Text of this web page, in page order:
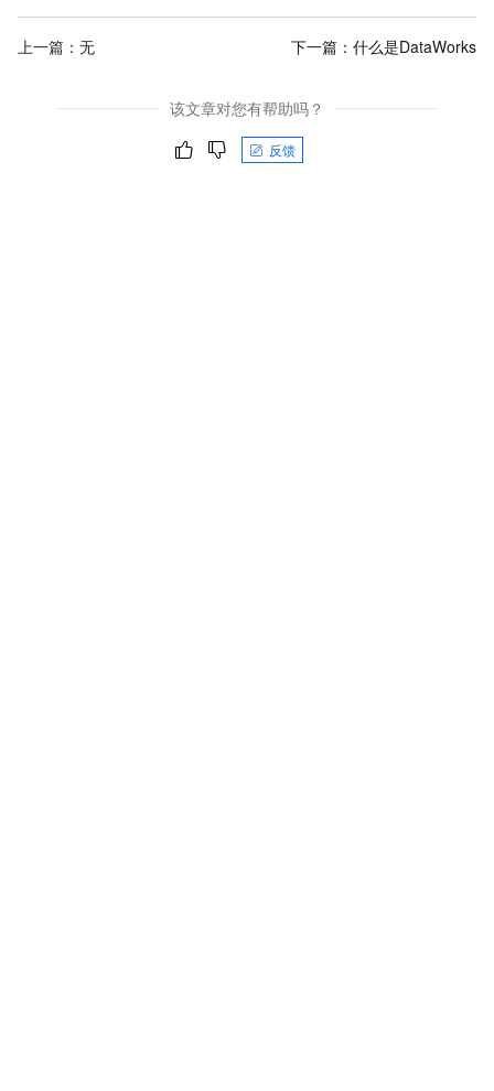
上一篇：无 下一篇： 什么是DataWorks
该文章对您有帮助吗？
反馈